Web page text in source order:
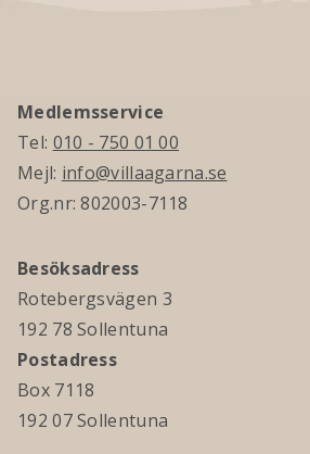
Medlemsservice
Tel: 010 - 750 01 00
Mejl: info@villaagarna.se
Org.nr: 802003-7118
Besöksadress
Rotebergsvägen 3
192 78 Sollentuna
Postadress
Box 7118
192 07 Sollentuna